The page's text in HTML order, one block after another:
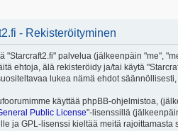
- Rekisteröityminen
"Starcraft2.fi" palvelua (jälkeenpäin "me",
ehtoja, älä rekisteröidy ja/tai käytä
lukea nämä ehdot
käyttää phpBB-ohjelmistoa,
Public License"-lisenssillä
ja GPL-lisenssi kieltää meitä